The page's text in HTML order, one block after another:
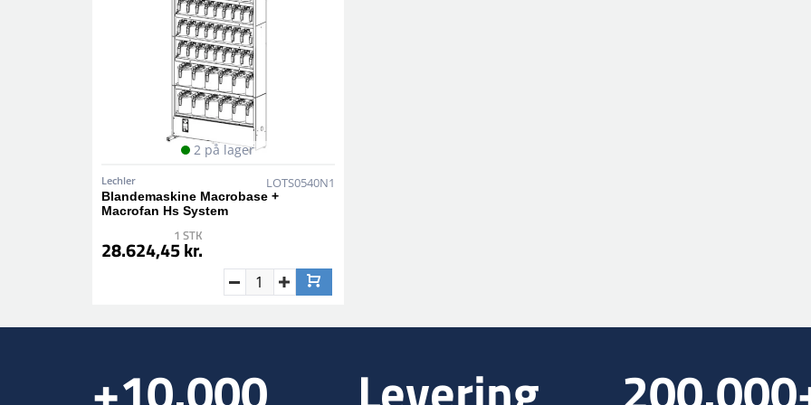
2 på lager
Lechler LOTS0540N1
Blandemaskine Macrobase +
Macrofan Hs System
1 STK
28.624,45 kr.